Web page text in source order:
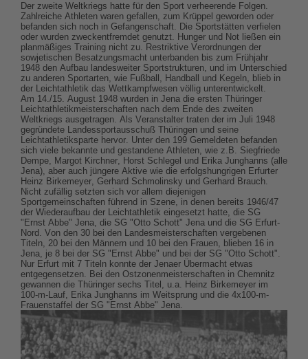
Der zweite Weltkriegs hatte für den Sport verheerende Folgen.
Zahlreiche Athleten waren gefallen, zum Krüppel geworden oder
befanden sich noch in Gefangenschaft. Die Sportstätten verfielen
oder wurden zweckentfremdet genutzt. Hunger und Not ließen ein
planmäßiges Training nicht zu. Restriktive Verordnungen der
sowjetischen Besatzungsmacht unterbanden bis zum Frühjahr
1948 den Aufbau landesweiter Sportstrukturen, und im Unterschied
zu anderen Sportarten, wie Fußball, Handball und Kegeln, blieb in
der Leichtathletik das Wettkampfwesen völlig unterentwickelt.
Am 14./15. August 1948 wurden in Jena die ersten Thüringer
Leichtathletikmeisterschaften nach dem Ende des zweiten
Weltkriegs ausgetragen. Als Veranstalter traten der im Juli 1948
gegründete Landessportausschuß Thüringen und seine
Leichtathletiksparte hervor. Unter den 199 Gemeldeten befanden
sich viele bekannte und gestandene Athleten, wie z.B. Siegfriede
Dempe, Margot Kirchner, Horst Schlegel und Erika Junghanns (alle
Jena), aber auch jüngere Aktive wie die erfolgshungrigen Erfurter
Heinz Birkemeyer, Gerhard Schmolinsky und Gerhard Brauch.
Nicht zufällig setzten sich vor allem diejenigen
Sportgemeinschaften führend in Szene, in denen bereits 1946/47
der Wiederaufbau der Leichtathletik eingesetzt hatte, die SG
"Ernst Abbe" Jena, die SG "Otto Schott" Jena und die SG Erfurt-
Nord. Von den 30 bei den Landesmeisterschaften vergebenen
Titeln, 20 bei den Männern und 10 bei den Frauen, blieben 16 in
Jena, je 8 bei der SG "Ernst Abbe" und bei der SG "Otto Schott".
Nur Erfurt mit 7 Titeln konnte der Jenaer Übermacht etwas
entgegensetzen. Bei den Ostzonenmeisterschaften in Chemnitz
gewannen die Thüringer sechs Titel, u.a. Heinz Birkemeyer im
100-m-Lauf, Erika Junghanns im Weitsprung und die 4x100-m-
Frauenstaffel der SG "Ernst Abbe" Jena.